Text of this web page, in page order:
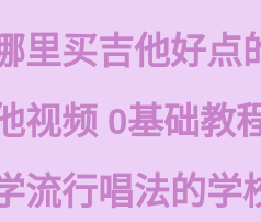
里买吉他好点
视频 0基础教
流行唱法的学